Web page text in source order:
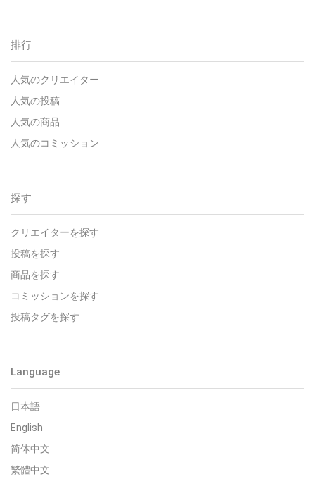
排行
人気のクリエイター
人気の投稿
人気の商品
人気のコミッション
探す
クリエイターを探す
投稿を探す
商品を探す
コミッションを探す
投稿タグを探す
Language
日本語
English
简体中文
繁體中文